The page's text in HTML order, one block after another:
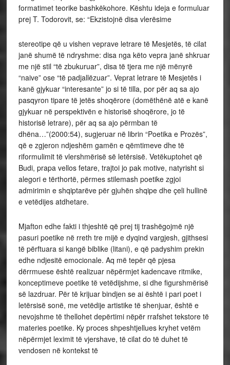
formatimet teorike bashkëkohore. Kështu ideja e formuluar
prej T. Todorovit, se: “Ekzistojnë disa vlerësime
stereotipe që u vishen veprave letrare të Mesjetës, të cilat
janë shumë të ndryshme: disa nga këto vepra janë shkruar
me një stil “të zbukuruar”, disa të tjera me një mënyrë
“naive” ose “të padjallëzuar”. Veprat letrare të Mesjetës i
kanë gjykuar “interesante” jo si të tilla, por për aq sa ajo
pasqyron tipare të jetës shoqërore (domëthënë atë e kanë
gjykuar në perspektivën e historisë shoqërore, jo të
historisë letrare), për aq sa ajo përmban të
dhëna…”(2000:54), sugjeruar në librin “Poetika e Prozës”,
që e zgjeron ndjeshëm gamën e qëmtimeve dhe të
riformulimit të vlershmërisë së letërsisë. Vetëkuptohet që
Budi, prapa vellos fetare, trajtoi jo pak motive, natyrisht si
alegori e tërthortë, përmes stilemash poetike zgjoi
admirimin e shqiptarëve për gjuhën shqipe dhe çeli hullinë
e vetëdijes atdhetare.
Mjafton edhe fakti i thjeshtë që prej tij trashëgojmë një
pasuri poetike në rreth tre mijë e dyqind vargjesh, gjithsesi
të përftuara si kangë biblike (litani), e që padyshim prekin
edhe ndjesitë emocionale. Aq më tepër që pjesa
dërrmuese është realizuar nëpërmjet kadencave ritmike,
konceptimeve poetike të vetëdijshme, si dhe figurshmërisë
së lazdruar. Për të krijuar bindjen se ai është i pari poet i
letërsisë sonë, me vetëdije artistike të shenjuar, është e
nevojshme të thellohet depërtimi nëpër rrafshet tekstore të
materies poetike. Ky proces shpeshtjellues kryhet vetëm
nëpërmjet leximit të vjershave, të cilat do të duhet të
vendosen në kontekst të